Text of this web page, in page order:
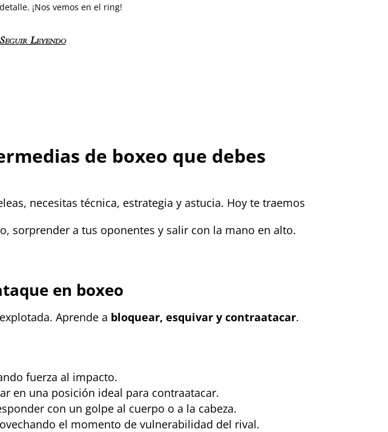
detalle. ¡Nos vemos en el ring!
Leyendo
de boxeo que debes
necesitas técnica, estrategia y astucia. Hoy te traemos
sorprender a tus oponentes y salir con la mano en alto.
en boxeo
Aprende a bloquear, esquivar y contraatacar.
fuerza al impacto.
en una posición ideal para contraatacar.
con un golpe al cuerpo o a la cabeza.
el momento de vulnerabilidad del rival.